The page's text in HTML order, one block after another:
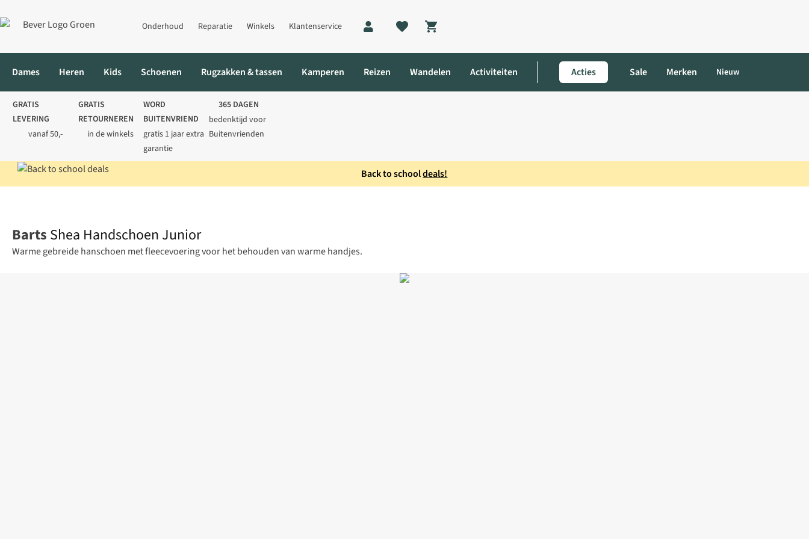
Onderhoud Reparatie Winkels Klantenservice
Shopping cart
Dames Heren Kids Schoenen Rugzakken & tassen Kamperen Reizen Wandelen Activiteiten Acties Sale Merken Nieuw
GRATIS
LEVERING
vanaf 50,-
GRATIS
RETOURNEREN
in de winkels
WORD
BUITENVRIEND
gratis 1 jaar extra
garantie
365 DAGEN
bedenktijd voor
Buitenvrienden
Back to schooldeals!
Barts Shea Handschoen Junior
Warme gebreide hanschoen met fleecevoering voor het behouden van warme handjes.